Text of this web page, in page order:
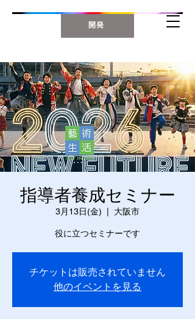
開発
指導者養成セミナー
3月13日(金) 大阪市
役に立つセミナーです
チケットは販売されていません
他のイベントを見る